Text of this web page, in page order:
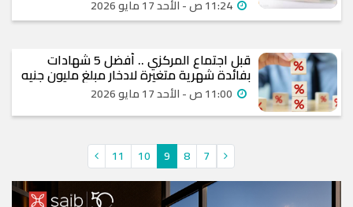
قبل اجتماع المركزي .. أفضل 5 شهادات
بفائدة شهرية متغيرة لادخار مبلغ مليون جنيه
7
8
9
10
11